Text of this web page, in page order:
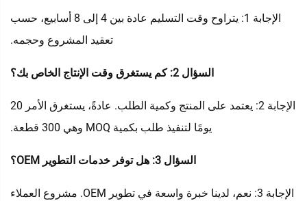
الإجابة 1: يتراوح وقت التسليم عادة بين 4 إلى 8 أسابيع، حسب
تعقيد المشروع وحجمه.
السؤال 2: كم يستغرق وقت الإنتاج الخاص بك؟
الإجابة 2: يعتمد على المنتج وكمية الطلب. عادةً، يستغرق الأمر 20
يومًا لتنفيذ طلب بكمية MOQ وهي 300 قطعة.
السؤال 3: هل توفر خدمات التطوير OEM؟
الإجابة 3: نعم، لدينا خبرة واسعة في تطوير OEM. مشروع العملاء